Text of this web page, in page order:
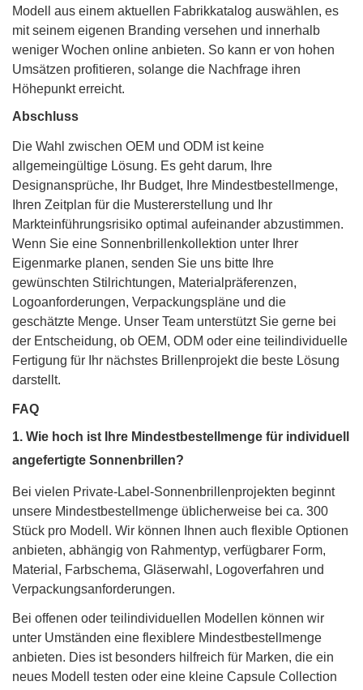
Modell aus einem aktuellen Fabrikkatalog auswählen, es
mit seinem eigenen Branding versehen und innerhalb
weniger Wochen online anbieten. So kann er von hohen
Umsätzen profitieren, solange die Nachfrage ihren
Höhepunkt erreicht.
Abschluss
Die Wahl zwischen OEM und ODM ist keine
allgemeingültige Lösung. Es geht darum, Ihre
Designansprüche, Ihr Budget, Ihre Mindestbestellmenge,
Ihren Zeitplan für die Mustererstellung und Ihr
Markteinführungsrisiko optimal aufeinander abzustimmen.
Wenn Sie eine Sonnenbrillenkollektion unter Ihrer
Eigenmarke planen, senden Sie uns bitte Ihre
gewünschten Stilrichtungen, Materialpräferenzen,
Logoanforderungen, Verpackungspläne und die
geschätzte Menge. Unser Team unterstützt Sie gerne bei
der Entscheidung, ob OEM, ODM oder eine teilindividuelle
Fertigung für Ihr nächstes Brillenprojekt die beste Lösung
darstellt.
FAQ
1. Wie hoch ist Ihre Mindestbestellmenge für individuell
angefertigte Sonnenbrillen?
Bei vielen Private-Label-Sonnenbrillenprojekten beginnt
unsere Mindestbestellmenge üblicherweise bei ca. 300
Stück pro Modell. Wir können Ihnen auch flexible Optionen
anbieten, abhängig von Rahmentyp, verfügbarer Form,
Material, Farbschema, Gläserwahl, Logoverfahren und
Verpackungsanforderungen.
Bei offenen oder teilindividuellen Modellen können wir
unter Umständen eine flexiblere Mindestbestellmenge
anbieten. Dies ist besonders hilfreich für Marken, die ein
neues Modell testen oder eine kleine Capsule Collection